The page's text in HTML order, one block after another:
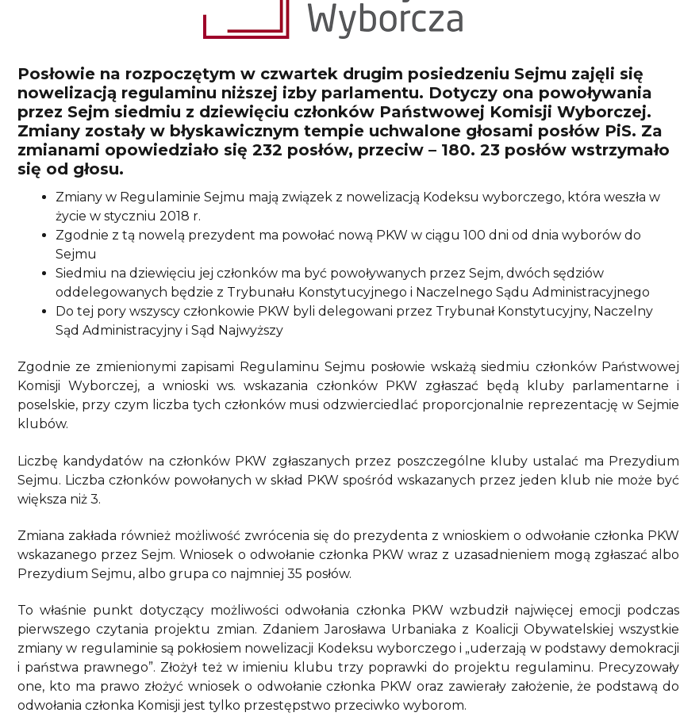
Posłowie na rozpoczętym w czwartek drugim posiedzeniu Sejmu zajęli się
nowelizacją regulaminu niższej izby parlamentu. Dotyczy ona powoływania
przez Sejm siedmiu z dziewięciu członków Państwowej Komisji Wyborczej.
Zmiany zostały w błyskawicznym tempie uchwalone głosami posłów PiS. Za
zmianami opowiedziało się 232 posłów, przeciw – 180. 23 posłów wstrzymało
się od głosu.
Zmiany w Regulaminie Sejmu mają związek z nowelizacją Kodeksu wyborczego, która weszła w
życie w styczniu 2018 r.
Zgodnie z tą nowelą prezydent ma powołać nową PKW w ciągu 100 dni od dnia wyborów do
Sejmu
Siedmiu na dziewięciu jej członków ma być powoływanych przez Sejm, dwóch sędziów
oddelegowanych będzie z Trybunału Konstytucyjnego i Naczelnego Sądu Administracyjnego
Do tej pory wszyscy członkowie PKW byli delegowani przez Trybunał Konstytucyjny, Naczelny
Sąd Administracyjny i Sąd Najwyższy
Zgodnie ze zmienionymi zapisami Regulaminu Sejmu posłowie wskażą siedmiu członków Państwowej
Komisji Wyborczej, a wnioski ws. wskazania członków PKW zgłaszać będą kluby parlamentarne i
poselskie, przy czym liczba tych członków musi odzwierciedlać proporcjonalnie reprezentację w Sejmie
klubów.
Liczbę kandydatów na członków PKW zgłaszanych przez poszczególne kluby ustalać ma Prezydium
Sejmu. Liczba członków powołanych w skład PKW spośród wskazanych przez jeden klub nie może być
większa niż 3.
Zmiana zakłada również możliwość zwrócenia się do prezydenta z wnioskiem o odwołanie członka PKW
wskazanego przez Sejm. Wniosek o odwołanie członka PKW wraz z uzasadnieniem mogą zgłaszać albo
Prezydium Sejmu, albo grupa co najmniej 35 posłów.
To właśnie punkt dotyczący możliwości odwołania członka PKW wzbudził najwięcej emocji podczas
pierwszego czytania projektu zmian. Zdaniem Jarosława Urbaniaka z Koalicji Obywatelskiej wszystkie
zmiany w regulaminie są pokłosiem nowelizacji Kodeksu wyborczego i „uderzają w podstawy demokracji
i państwa prawnego”. Złożył też w imieniu klubu trzy poprawki do projektu regulaminu. Precyzowały
one, kto ma prawo złożyć wniosek o odwołanie członka PKW oraz zawierały założenie, że podstawą do
odwołania członka Komisji jest tylko przestępstwo przeciwko wyborom.